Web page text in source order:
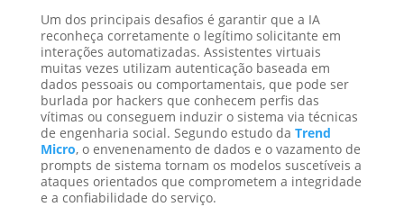
Um dos principais desafios é garantir que a IA
reconheça corretamente o legítimo solicitante em
interações automatizadas. Assistentes virtuais
muitas vezes utilizam autenticação baseada em
dados pessoais ou comportamentais, que pode ser
burlada por hackers que conhecem perfis das
vítimas ou conseguem induzir o sistema via técnicas
de engenharia social. Segundo estudo da Trend
Micro, o envenenamento de dados e o vazamento de
prompts de sistema tornam os modelos suscetíveis a
ataques orientados que comprometem a integridade
e a confiabilidade do serviço.